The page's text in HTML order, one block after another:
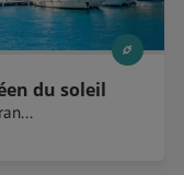
du soleil